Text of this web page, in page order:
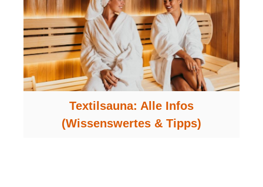
Textilsauna: Alle Infos
(Wissenswertes & Tipps)